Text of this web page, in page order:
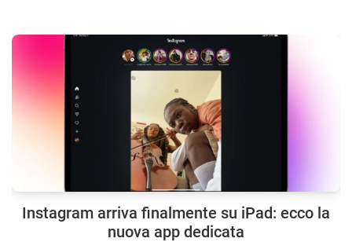
Instagram arriva finalmente su iPad: ecco la
nuova app dedicata